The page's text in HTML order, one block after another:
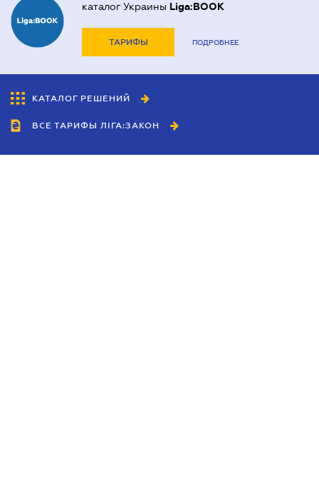
каталог Украины Liga:BOOK
ТАРИФЫ ПОДРОБНЕЕ
КАТАЛОГ РЕШЕНИЙ
ВСЕ ТАРИФЫ ЛІГА:ЗАКОН